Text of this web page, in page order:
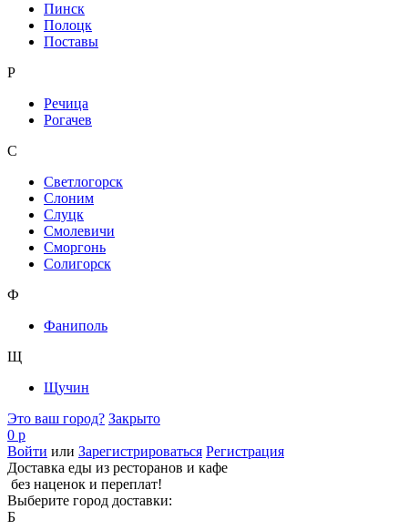
Пинск
Полоцк
Поставы
Р
Речица
Рогачев
С
Светлогорск
Слоним
Слуцк
Смолевичи
Сморгонь
Солигорск
Ф
Фаниполь
Щ
Щучин
Это ваш город? Закрыто
0 р
Войти или Зарегистрироваться Регистрация
Доставка еды из ресторанов и кафе
без наценок и переплат!
Выберите город доставки:
Б